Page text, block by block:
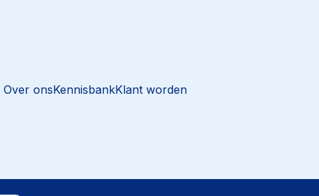
Over onsKennisbankKlant worden